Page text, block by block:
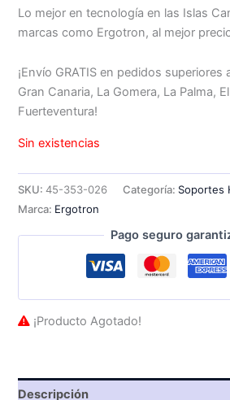
Lo mejor en tecnología en las Islas
marcas como Ergotron, al mejor
¡Envío GRATIS en pedidos superiores
Gran Canaria, La Gomera, La Palma,
Fuerteventura!
Sin existencias
SKU:45-353-026 Categoría: Soportes
Marca: Ergotron
Pago seguro
¡Producto Agotado!
Descripción